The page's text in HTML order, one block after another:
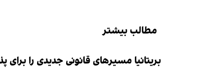
مطالب بیشتر
بریتانیا مسیرهای قانونی جدیدی را